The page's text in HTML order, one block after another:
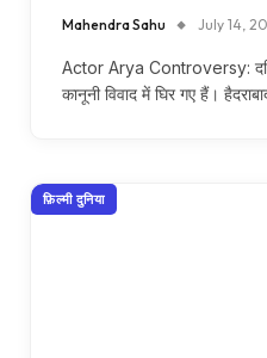
Mahendra Sahu July 14,
Actor Arya Controversy:
कानूनी विवाद में घिर गए हैं।
फ़िल्मी दुनिया